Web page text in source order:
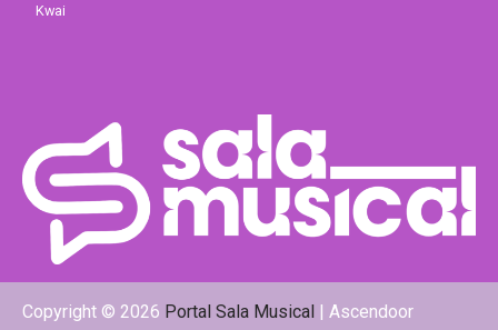
Kwai
Copyright © 2026 Portal Sala Musical
| Ascendoor